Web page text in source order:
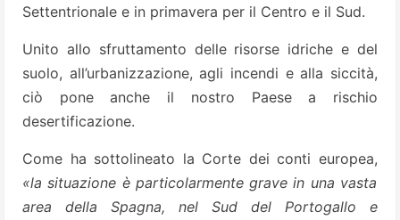
Settentrionale e in primavera per il Centro e il Sud.
Unito allo sfruttamento delle risorse idriche e del
suolo, all’urbanizzazione, agli incendi e alla siccità,
ciò pone anche il nostro Paese a rischio
desertificazione.
Come ha sottolineato la Corte dei conti europea,
«la situazione è particolarmente grave in una vasta
area della Spagna, nel Sud del Portogallo e